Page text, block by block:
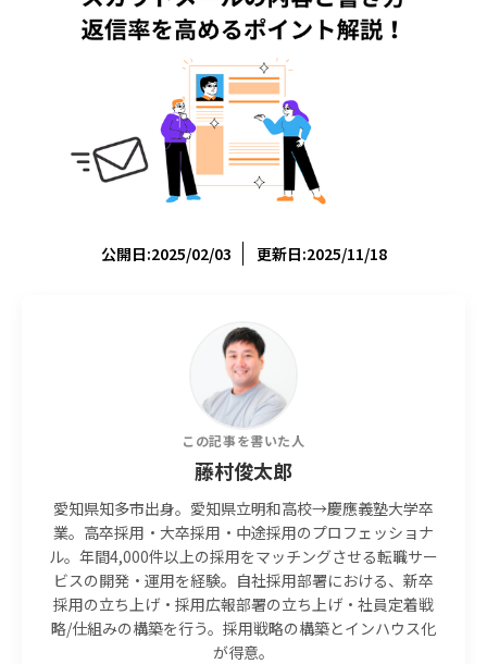
公開日:2025/02/03 更新日:2025/11/18
この記事を書いた人
藤村俊太郎
愛知県知多市出身。愛知県立明和高校→慶應義塾大学卒
業。高卒採用・大卒採用・中途採用のプロフェッショナ
ル。年間4,000件以上の採用をマッチングさせる転職サー
ビスの開発・運用を経験。自社採用部署における、新卒
採用の立ち上げ・採用広報部署の立ち上げ・社員定着戦
略/仕組みの構築を行う。採用戦略の構築とインハウス化
が得意。